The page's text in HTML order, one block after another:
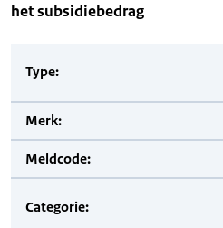
het subsidiebedrag
Type:
Merk:
Meldcode:
Categorie: